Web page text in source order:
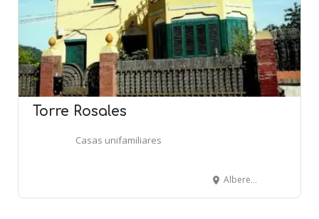
Torre Rosales
Casas unifamiliares
Alberes, 21 - BARCELONA